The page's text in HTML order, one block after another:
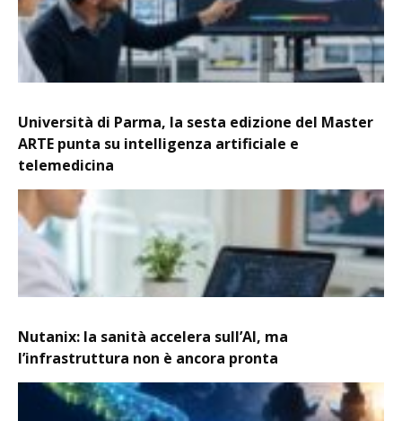
Università di Parma, la sesta edizione del Master
ARTE punta su intelligenza artificiale e
telemedicina
Nutanix: la sanità accelera sull’AI, ma
l’infrastruttura non è ancora pronta